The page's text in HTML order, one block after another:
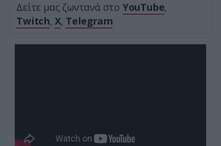
Δείτε μας ζωντανά στο YouTube,
Twitch, X, Telegram